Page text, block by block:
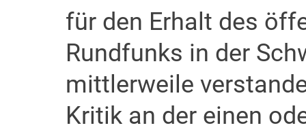
für den Erhalt des
Rundfunks in der
mittlerweile
Kritik an der einen